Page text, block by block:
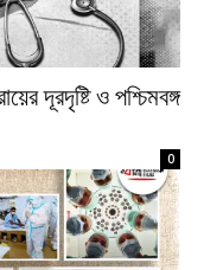
দূরদৃষ্টি ও পশ্চিমবঙ্গ
0